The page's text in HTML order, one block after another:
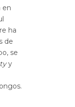
en
ha
de
se
y